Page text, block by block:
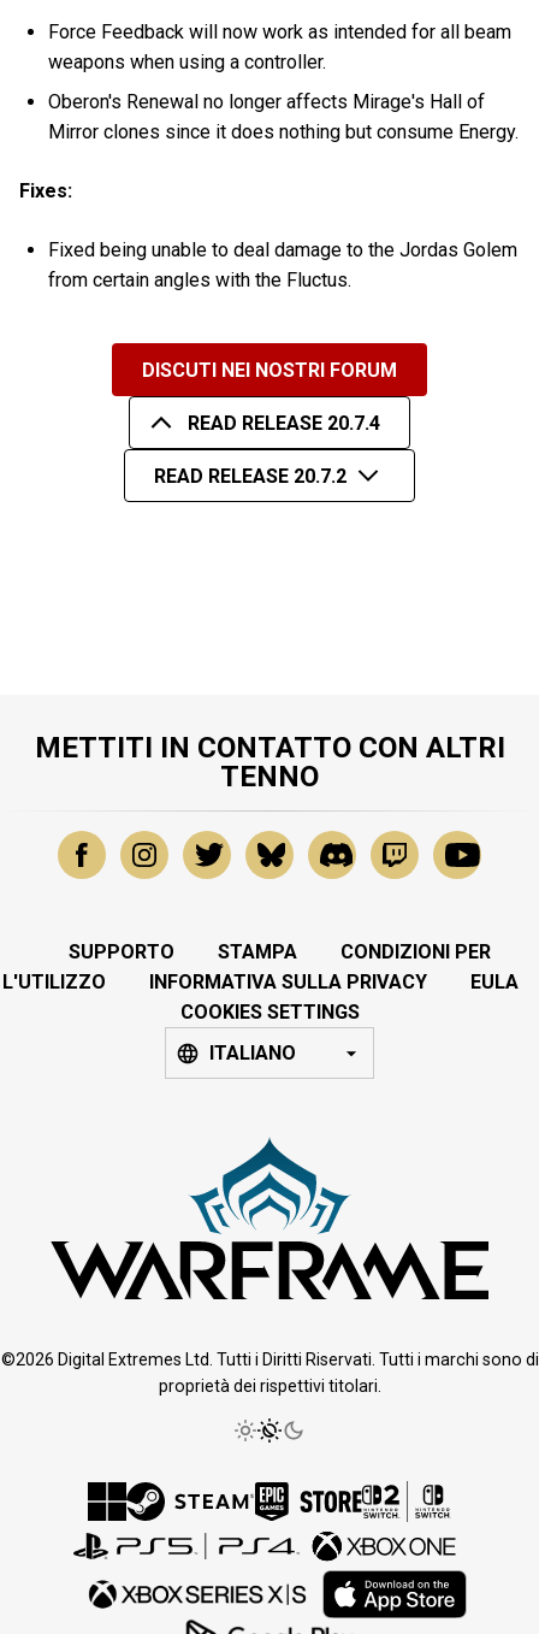
Force Feedback will now work as intended for all beam
weapons when using a controller.
Oberon's Renewal no longer affects Mirage's Hall of
Mirror clones since it does nothing but consume Energy.
Fixes:
Fixed being unable to deal damage to the Jordas Golem
from certain angles with the Fluctus.
DISCUTI NEI NOSTRI FORUM
READ RELEASE 20.7.4
READ RELEASE 20.7.2
METTITI IN CONTATTO CON ALTRI
TENNO
SUPPORTO STAMPA
CONDIZIONI PER
L'UTILIZZO
INFORMATIVA SULLA PRIVACY
EULA
COOKIES SETTINGS
ITALIANO
©2026 Digital Extremes Ltd. Tutti i Diritti Riservati. Tutti i marchi sono di
proprietà dei rispettivi titolari.